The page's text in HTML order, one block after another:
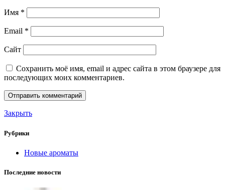
Имя *
Email *
Сайт
Сохранить моё имя, email и адрес сайта в этом браузере для
последующих моих комментариев.
Закрыть
Рубрики
Новые ароматы
Последние новости